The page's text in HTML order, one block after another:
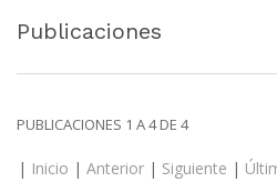
Publicaciones
PUBLICACIONES 1 A 4 DE 4
| Inicio | Anterior | Siguiente |